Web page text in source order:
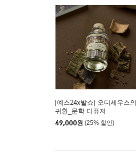
[예스24x발쇼] 오디세우스의
귀환_문학 디퓨저
49,000원 (25% 할인)